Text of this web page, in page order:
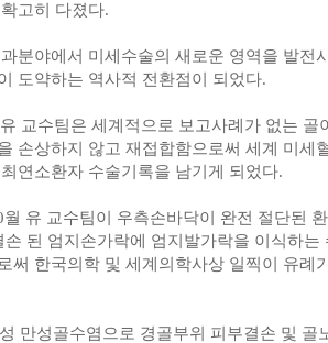
고히 다졌다.
분야에서 미세수술의 새로운 영역을 발전
도약하는 역사적 전환점이 되었다.
교수팀은 세계적으로 보고사례가 없는 골
손상하지 않고 재접합함으로써 세계 미세
연소환자 수술기록을 남기게 되었다.
월 유 교수팀이 우측손바닥이 완전 절단된
된 엄지손가락에 엄지발가락을 이식하는
써 한국의학 및 세계의학사상 일찍이 유례
만성골수염으로 경골부위 피부결손 및 골